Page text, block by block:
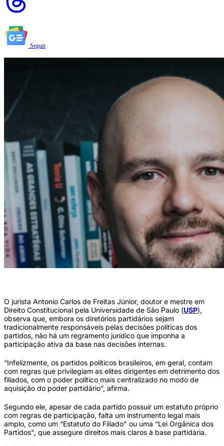
Seguir
O jurista Antonio Carlos de Freitas Júnior, doutor e mestre em
Direito Constitucional pela Universidade de São Paulo (USP),
observa que, embora os diretórios partidários sejam
tradicionalmente responsáveis pelas decisões políticas dos
partidos, não há um regramento jurídico que imponha a
participação ativa da base nas decisões internas.
“Infelizmente, os partidos políticos brasileiros, em geral, contam
com regras que privilegiam as elites dirigentes em detrimento dos
filiados, com o poder político mais centralizado no modo de
aquisição do poder partidário”, afirma.
Segundo ele, apesar de cada partido possuir um estatuto próprio
com regras de participação, falta um instrumento legal mais
amplo, como um “Estatuto do Filiado" ou uma “Lei Orgânica dos
Partidos", que assegure direitos mais claros à base partidária.